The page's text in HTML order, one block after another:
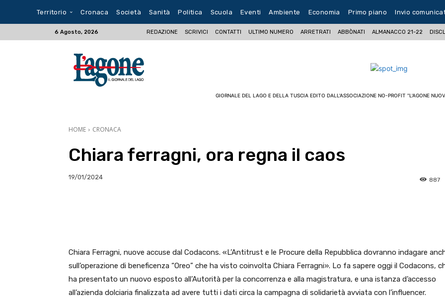
Territorio Cronaca Società Sanità Politica Scuola Eventi Ambiente Economia Primo piano Invio
6 Agosto, 2026 REDAZIONE SCRIVICI CONTATTI ULTIMO NUMERO ARRETRATI ABBÒNATI ALMANACCO 21-22
GIORNALE DEL LAGO E DELLA TUSCIA EDITO DALL'ASSOCIAZIONE NO-PROFIT "L'AGONE
HOME CRONACA
Chiara ferragni, ora regna il caos
19/01/2024 887
Chiara Ferragni, nuove accuse dal Codacons. «L’Antitrust e le Procure della Repubblica dovranno indagare
sull’operazione di beneficenza “Oreo” che ha visto coinvolta Chiara Ferragni». Lo fa sapere oggi il Codacons,
ha presentato un nuovo esposto all’Autorità per la concorrenza e alla magistratura, e una istanza d’accesso
all’azienda dolciaria finalizzata ad avere tutti i dati circa la campagna di solidarietà avviata con l’influencer.